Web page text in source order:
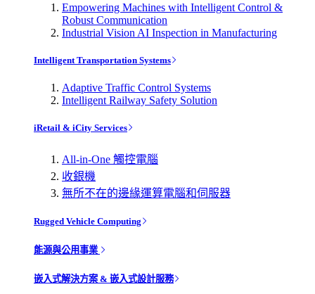
Empowering Machines with Intelligent Control &
Robust Communication
Industrial Vision AI Inspection in Manufacturing
Intelligent Transportation Systems
Adaptive Traffic Control Systems
Intelligent Railway Safety Solution
iRetail & iCity Services
All-in-One 觸控電腦
收銀機
無所不在的邊緣運算電腦和伺服器
Rugged Vehicle Computing
能源與公用事業
嵌入式解決方案 & 嵌入式設計服務